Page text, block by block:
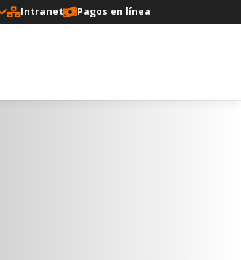
Intranet Pagos en línea